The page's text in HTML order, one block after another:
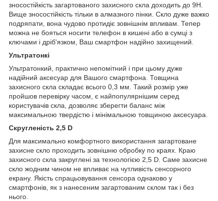
зносостійкість загартованого захисного скла доходить до 9H.
Вище зносостійкість тільки в алмазного пінки. Скло дуже важко
подряпати, вона чудово протидіє зовнішнім впливам. Тепер
можна не бояться носити телефон в кишені або в сумці з
ключами і дріб'язком, Ваш смартфон надійно захищений.
Ультратонкі
Ультратонкий, практично непомітний і при цьому дуже
надійний аксесуар для Вашого смартфона. Товщина
захисного скла складає всього 0,3 мм. Такий розмір уже
пройшов перевірку часом, є найпопулярнішим серед
користувачів скла, дозволяє зберегти баланс між
максимальною твердістю і мінімальною товщиною аксесуара.
Скругленість 2,5 D
Для максимально комфортного використання загартоване
захисне скло проходить зовнішню обробку по краях. Краю
захисного скла закруглені за технологією 2,5 D. Саме захисне
скло жодним чином не впливає на чутливість сенсорного
екрану. Якість спрацьовування сенсора однаково у
смартфонів, як з нанесеним загартованим склом так і без
нього.